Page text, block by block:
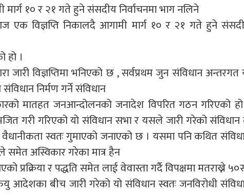
मार्ग १० र २१ गते हुने संसदीय निर्वाचनमा भाग नलिने
एक विज्ञप्ति निकालदै आगामी मार्ग १० र २१ गते हुने
हो ।
जारी विज्ञप्तिमा भनिएको छ , सर्वप्रथम जुन संविधान अन्तरगत
निर्मण गर्ने संविधान
मातहत जनआन्दोलनको जनादेश विपरित गठन गरिएको
गरी गरिएको यो संविधान सभा र यसले जारी गरेको
स्वतः गुमाएको जनाएको छ । यसमा पनि कथित
अस्विकार गरेका मात्र हैन
प्रक्रिया र पद्धति समेत लाई वेवास्ता गर्दै विपक्षमा मतराख्ने
आदेशका बीच जारी गरेको यो संविधान स्वतः जनविरोधी